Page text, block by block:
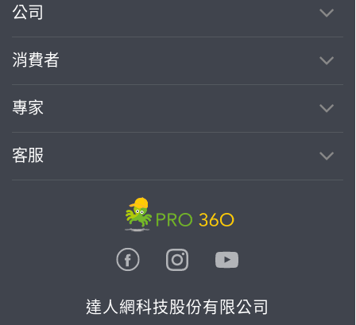
公司
消費者
專家
客服
達人網科技股份有限公司